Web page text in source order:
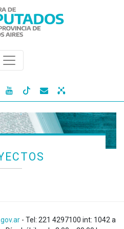
  
- Tel: 221 4297100 int: 1042 a